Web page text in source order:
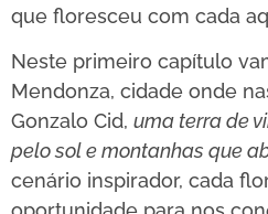
que floresceu com cada
Neste primeiro capítulo
Mendonza, cidade onde
Gonzalo Cid, uma terra de
pelo sol e montanhas que
cenário inspirador, cada